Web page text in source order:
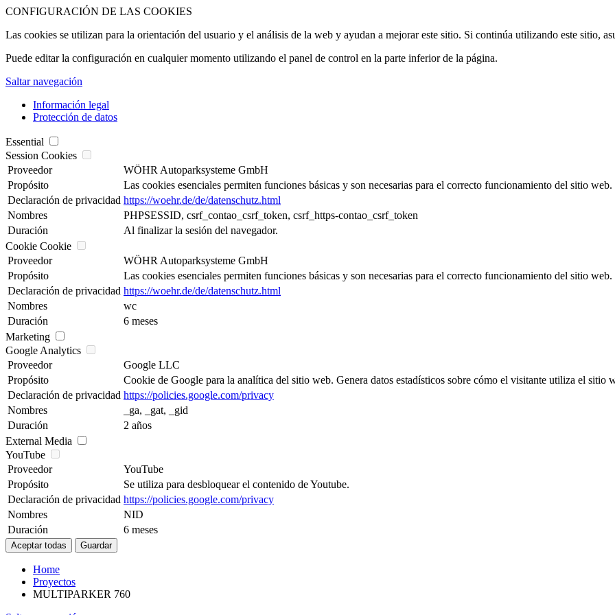
CONFIGURACIÓN DE LAS COOKIES
Las cookies se utilizan para la orientación del usuario y el análisis de la web y ayudan a mejorar este sitio. Si continúa utilizando este sitio,
Puede editar la configuración en cualquier momento utilizando el panel de control en la parte inferior de la página.
Saltar navegación
Información legal
Protección de datos
Essential
Session Cookies
Proveedor
WÖHR Autoparksysteme GmbH
Propósito
Las cookies esenciales permiten funciones básicas y son necesarias para el correcto funcionamiento del sitio web.
Declaración de privacidad https://woehr.de/de/datenschutz.html
Nombres
PHPSESSID, csrf_contao_csrf_token, csrf_https-contao_csrf_token
Duración
Al finalizar la sesión del navegador.
Cookie Cookie
Proveedor
WÖHR Autoparksysteme GmbH
Propósito
Las cookies esenciales permiten funciones básicas y son necesarias para el correcto funcionamiento del sitio web.
Declaración de privacidad https://woehr.de/de/datenschutz.html
Nombres
wc
Duración
6 meses
Marketing
Google Analytics
Proveedor
Google LLC
Propósito
Cookie de Google para la analítica del sitio web. Genera datos estadísticos sobre cómo el visitante utiliza el sitio
Declaración de privacidad https://policies.google.com/privacy
Nombres
_ga, _gat, _gid
Duración
2 años
External Media
YouTube
Proveedor
YouTube
Propósito
Se utiliza para desbloquear el contenido de Youtube.
Declaración de privacidad https://policies.google.com/privacy
Nombres
NID
Duración
6 meses
Home
Proyectos
MULTIPARKER 760